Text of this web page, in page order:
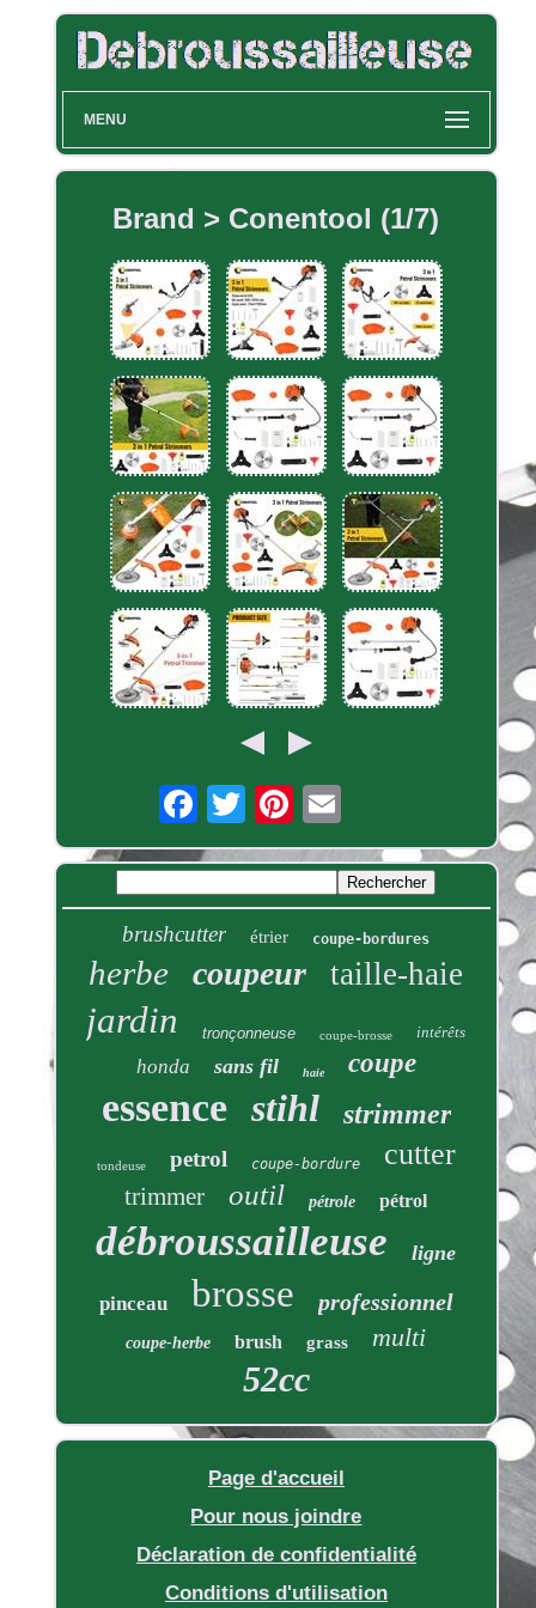
MENU
Brand > Conentool (1/7)
brushcutter étrier coupe-bordures
herbe coupeur taille-haie
jardin tronçonneuse coupe-brosse intérêts
honda sans fil haie coupe
essence stihl strimmer
tondeuse petrol coupe-bordure cutter
trimmer outil pétrole pétrol
débroussailleuse ligne
pinceau brosse professionnel
coupe-herbe brush grass multi
52cc
Page d'accueil
Pour nous joindre
Déclaration de confidentialité
Conditions d'utilisation